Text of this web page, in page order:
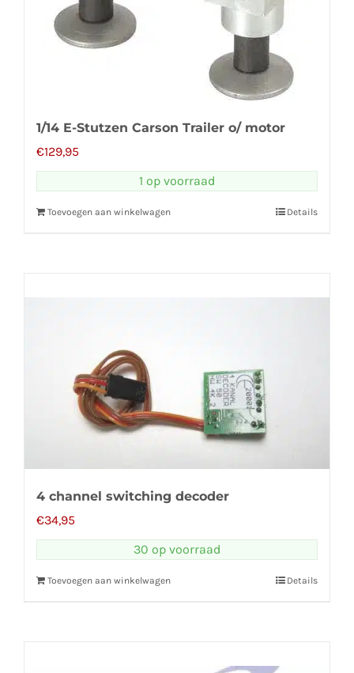
1/14 E-Stutzen Carson Trailer o/ motor
€129,95
1 op voorraad
Toevoegen aan winkelwagen Details
4 channel switching decoder
€34,95
30 op voorraad
Toevoegen aan winkelwagen Details